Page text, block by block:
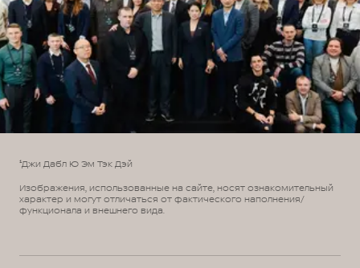
¹Джи Дабл Ю Эм Тэк Дэй
Изображения, использованные на сайте, носят ознакомительный
характер и могут отличаться от фактического наполнения/
функционала и внешнего вида.